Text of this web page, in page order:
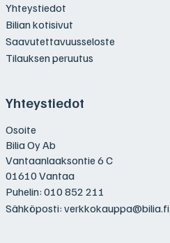
Yhteystiedot
Bilian kotisivut
Saavutettavuusseloste
Tilauksen peruutus
Yhteystiedot
Osoite
Bilia Oy Ab
Vantaanlaaksontie 6 C
01610 Vantaa
Puhelin: 010 852 211
Sähköposti: verkkokauppa@bilia.fi